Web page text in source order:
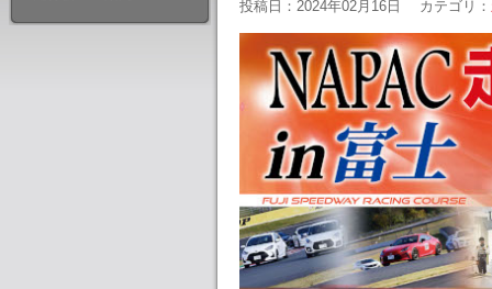
投稿日：2024年02月16日 カテゴリ：